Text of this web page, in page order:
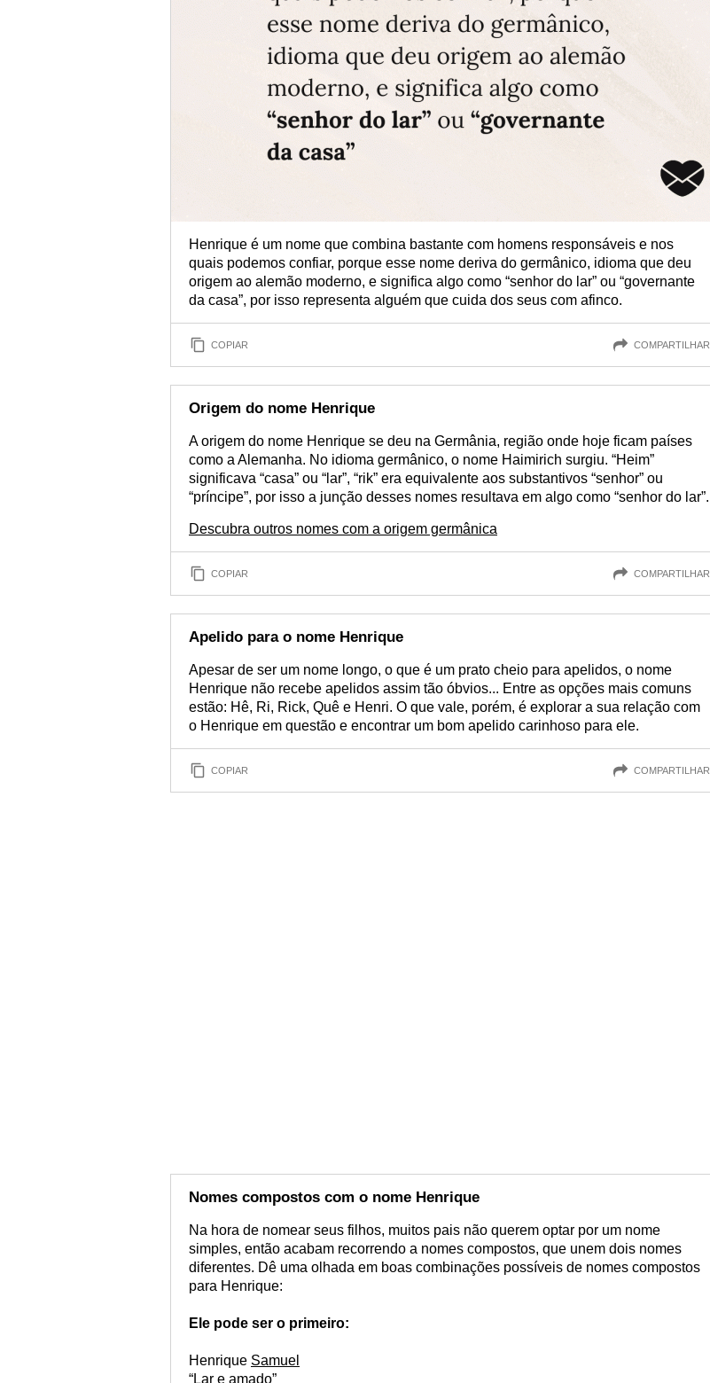
Henrique é um nome que combina bastante com homens responsáveis e nos
quais podemos confiar, porque esse nome deriva do germânico, idioma que deu
origem ao alemão moderno, e significa algo como “senhor do lar” ou “governante
da casa”, por isso representa alguém que cuida dos seus com afinco.
COPIAR COMPARTILHAR
Origem do nome Henrique
A origem do nome Henrique se deu na Germânia, região onde hoje ficam países
como a Alemanha. No idioma germânico, o nome Haimirich surgiu. “Heim”
significava “casa” ou “lar”, “rik” era equivalente aos substantivos “senhor” ou
“príncipe”, por isso a junção desses nomes resultava em algo como “senhor do lar”.
Descubra outros nomes com a origem germânica
COPIAR COMPARTILHAR
Apelido para o nome Henrique
Apesar de ser um nome longo, o que é um prato cheio para apelidos, o nome
Henrique não recebe apelidos assim tão óbvios... Entre as opções mais comuns
estão: Hê, Ri, Rick, Quê e Henri. O que vale, porém, é explorar a sua relação com
o Henrique em questão e encontrar um bom apelido carinhoso para ele.
COPIAR COMPARTILHAR
Nomes compostos com o nome Henrique
Na hora de nomear seus filhos, muitos pais não querem optar por um nome
simples, então acabam recorrendo a nomes compostos, que unem dois nomes
diferentes. Dê uma olhada em boas combinações possíveis de nomes compostos
para Henrique:
Ele pode ser o primeiro:
Henrique Samuel
“Lar e amado”